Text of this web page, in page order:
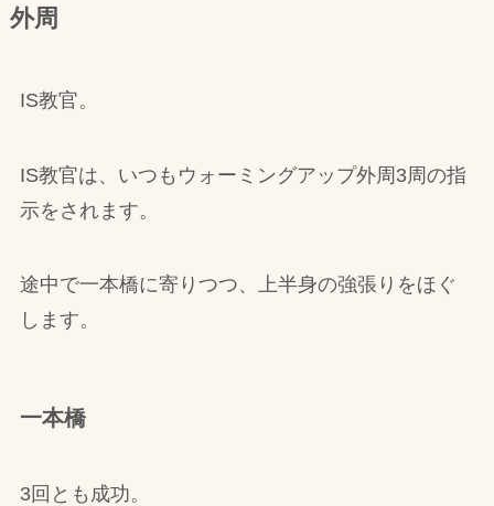
外周
IS教官。
IS教官は、いつもウォーミングアップ外周3周の指
示をされます。
途中で一本橋に寄りつつ、上半身の強張りをほぐ
します。
一本橋
3回とも成功。